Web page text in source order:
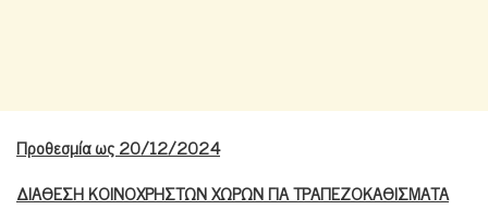
Προθεσμία ως 20/12/2024
ΔΙΑΘΕΣΗ ΚΟΙΝΟΧΡΗΣΤΩΝ ΧΩΡΩΝ ΓΙΑ ΤΡΑΠΕΖΟΚΑΘΙΣΜΑΤΑ